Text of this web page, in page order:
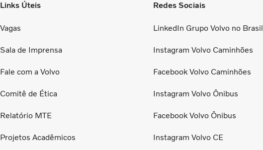
Links Úteis
Vagas
Sala de Imprensa
Fale com a Volvo
Comitê de Ética
Relatório MTE
Projetos Acadêmicos
Redes Sociais
LinkedIn Grupo Volvo no Brasil
Instagram Volvo Caminhões
Facebook Volvo Caminhões
Instagram Volvo Ônibus
Facebook Volvo Ônibus
Instagram Volvo CE